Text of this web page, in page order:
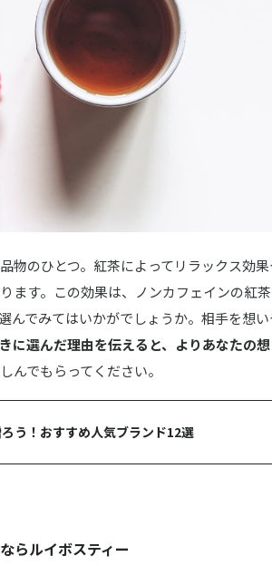
物のひとつ。紅茶によってリラックス効
ます。この効果は、ノンカフェインの紅
んでみてはいかがでしょうか。相手を想
に選んだ理由を伝えると、よりあなたの
んでもらってください。
う！おすすめ人気ブランド12選
らルイボスティー